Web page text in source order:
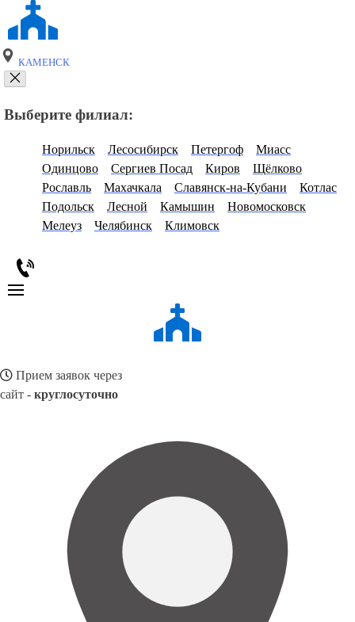
КАМЕНСК
Выберите филиал:
Норильск Лесосибирск Петергоф
Миасс
Одинцово
Сергиев Посад Киров
Щёлково
Рославль
Махачкала Славянск-на-Кубани
Котлас
Подольск
Лесной Камышин
Новомосковск
Мелеуз
Челябинск Климовск
Прием заявок через
сайт - круглосуточно